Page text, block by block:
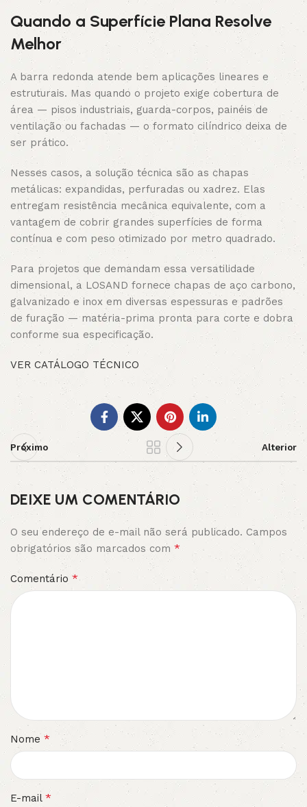
Quando a Superfície Plana Resolve
Melhor
A barra redonda atende bem aplicações lineares e
estruturais. Mas quando o projeto exige cobertura de
área — pisos industriais, guarda-corpos, painéis de
ventilação ou fachadas — o formato cilíndrico deixa de
ser prático.
Nesses casos, a solução técnica são as chapas
metálicas: expandidas, perfuradas ou xadrez. Elas
entregam resistência mecânica equivalente, com a
vantagem de cobrir grandes superfícies de forma
contínua e com peso otimizado por metro quadrado.
Para projetos que demandam essa versatilidade
dimensional, a LOSAND fornece chapas de aço carbono,
galvanizado e inox em diversas espessuras e padrões
de furação — matéria-prima pronta para corte e dobra
conforme sua especificação.
VER CATÁLOGO TÉCNICO
Próximo Alterior
DEIXE UM COMENTÁRIO
O seu endereço de e-mail não será publicado. Campos
obrigatórios são marcados com *
Comentário *
Nome *
E-mail *